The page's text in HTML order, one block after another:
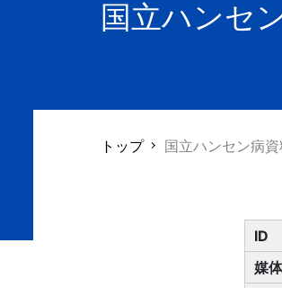
国立ハンセ
トップ 国立ハンセン病
ID
媒